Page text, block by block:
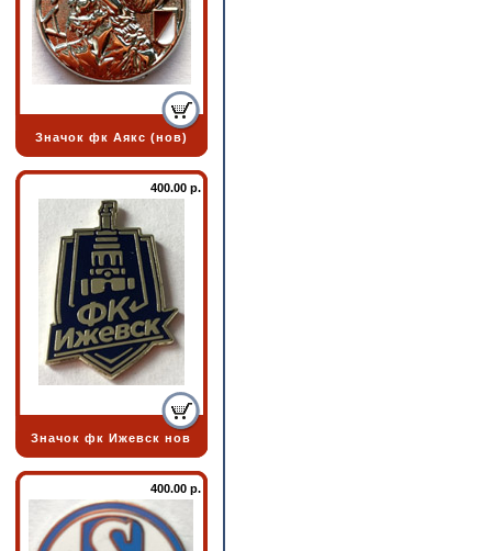
Значок фк Аякс (нов)
400.00 р.
Значок фк Ижевск нов
400.00 р.